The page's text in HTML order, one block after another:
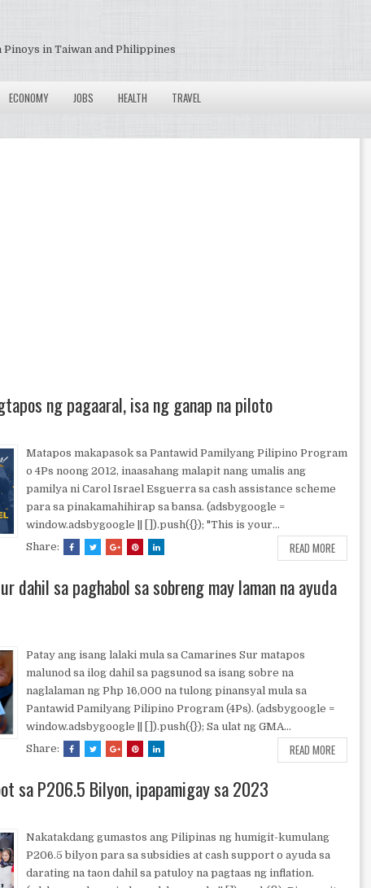
in Taiwan and Philippines
ECONOMY JOBS HEALTH TRAVEL
ng pagaaral, isa ng ganap na piloto
Matapos makapasok sa Pantawid Pamilyang Pilipino Program
o 4Ps noong 2012, inaasahang malapit nang umalis ang
pamilya ni Carol Israel Esguerra sa cash assistance scheme
para sa pinakamahihirap sa bansa. (adsbygoogle =
window.adsbygoogle || []).push({}); "This is your...
Share:
READ MORE
dahil sa paghabol sa sobreng may laman na ayuda
Patay ang isang lalaki mula sa Camarines Sur matapos
malunod sa ilog dahil sa pagsunod sa isang sobre na
naglalaman ng Php 16,000 na tulong pinansyal mula sa
Pantawid Pamilyang Pilipino Program (4Ps). (adsbygoogle =
window.adsbygoogle || []).push({}); Sa ulat ng GMA...
Share:
READ MORE
sa P206.5 Bilyon, ipapamigay sa 2023
Nakatakdang gumastos ang Pilipinas ng humigit-kumulang
P206.5 bilyon para sa subsidies at cash support o ayuda sa
darating na taon dahil sa patuloy na pagtaas ng inflation.